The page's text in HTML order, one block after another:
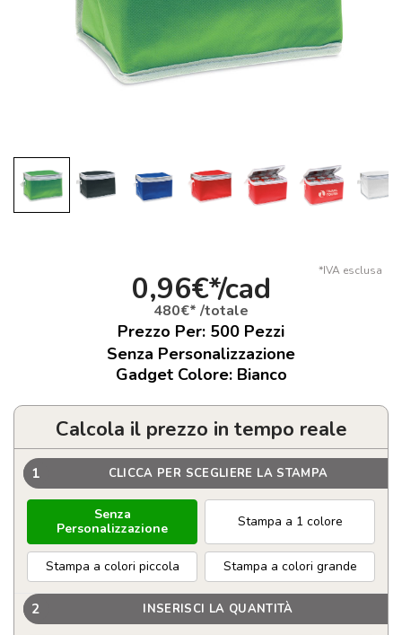
*IVA esclusa
0,96€*/cad
480€* /totale
Prezzo Per: 500 Pezzi
Senza Personalizzazione
Gadget Colore: Bianco
Calcola il prezzo in tempo reale
1 CLICCA PER SCEGLIERE LA STAMPA
Senza
Personalizzazione
Stampa a 1 colore
Stampa a colori piccola Stampa a colori grande
2 INSERISCI LA QUANTITÀ